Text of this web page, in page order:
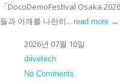
「DocoDemoFestival Osaka
들과 어깨를 나란히... read more →
2026년 07월 10일
drivetech
No Comments